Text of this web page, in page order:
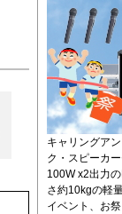
キャリングア
ク・スピーカー
100W x2出力
さ約10kgの軽
イベント、お